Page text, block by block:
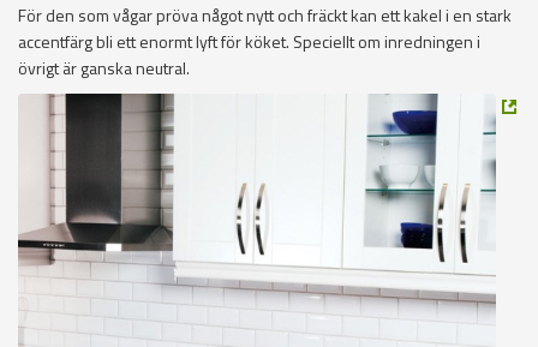
För den som vågar pröva något nytt och fräckt kan ett kakel i en stark
accentfärg bli ett enormt lyft för köket. Speciellt om inredningen i
övrigt är ganska neutral.